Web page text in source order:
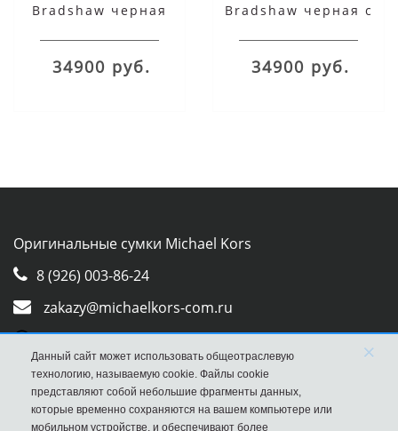
Bradshaw черная
34900 руб.
Bradshaw черная с
34900 руб.
Оригинальные сумки Michael Kors
8 (926) 003-86-24
zakazy@michaelkors-com.ru
Whatsapp
Viber
Данный сайт может использовать общеотраслевую
технологию, называемую cookie. Файлы cookie
представляют собой небольшие фрагменты данных,
которые временно сохраняются на вашем компьютере или
мобильном устройстве, и обеспечивают более
×